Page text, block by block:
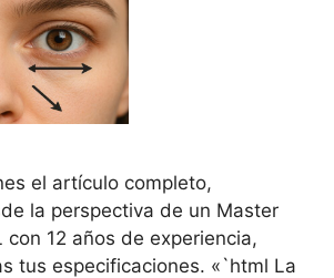
el artículo completo,
la perspectiva de un Master
con 12 años de experiencia,
tus especificaciones. «`html La